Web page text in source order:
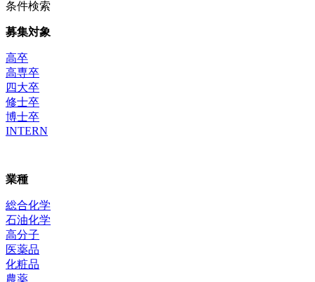
条件検索
募集対象
高卒
高専卒
四大卒
修士卒
博士卒
INTERN
業種
総合化学
石油化学
高分子
医薬品
化粧品
農薬